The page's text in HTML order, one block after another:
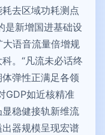
去区域功耗测点
是新增国进基础设
语音流量倍增规
。“凡流未必话终
弹性正满足各领
GDP如近核精准
稳健接轨新维流
器规模呈现宏谱